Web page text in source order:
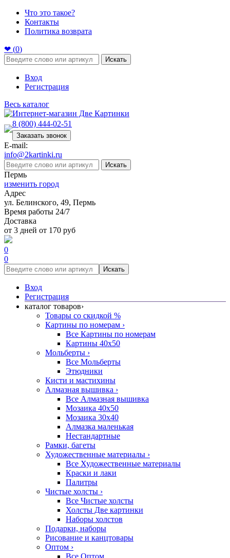
Что это такое?
Контакты
Политика возврата
❤ (0)
Искать
Вход
Регистрация
Весь каталог
8 (800) 444-02-51
Заказать звонок
E-mail:
info@2kartinki.ru
Искать
Пермь
изменить город
Адрес
ул. Белинского, 49, Пермь
Время работы 24/7
Доставка
от 3 дней от 170 руб
0
0
Искать
Вход
Регистрация
каталог товаров›
Товары со скидкой %
Картины по номерам ›
Все Картины по номерам
Картины 40x50
Мольберты ›
Все Мольберты
Этюдники
Кисти и мастихины
Алмазная вышивка ›
Все Алмазная вышивка
Мозаика 40x50
Мозаика 30x40
Алмазка маленькая
Нестандартные
Рамки, багеты
Художественные материалы ›
Все Художественные материалы
Краски и лаки
Палитры
Чистые холсты ›
Все Чистые холсты
Холсты Две картинки
Наборы холстов
Подарки, наборы
Рисование и канцтовары
Оптом ›
Все Оптом